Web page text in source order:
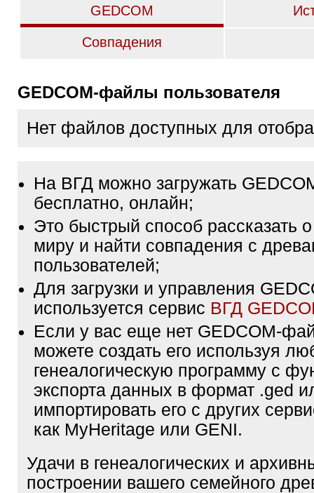
GEDCOM
Совпадения
GEDCOM-файлы пользователя
Нет файлов доступных для
На ВГД можно загружать
бесплатно, онлайн;
Это быстрый способ рассказать
миру и найти совпадения с
пользователей;
Для загрузки и управления
используется сервис ВГД
Если у вас еще нет GEDCOM-
можете создать его используя
генеалогическую программу с
экспорта данных в формат .ged
импортировать его с других
как MyHeritage или GENI.
Удачи в генеалогических и
построении вашего семейного